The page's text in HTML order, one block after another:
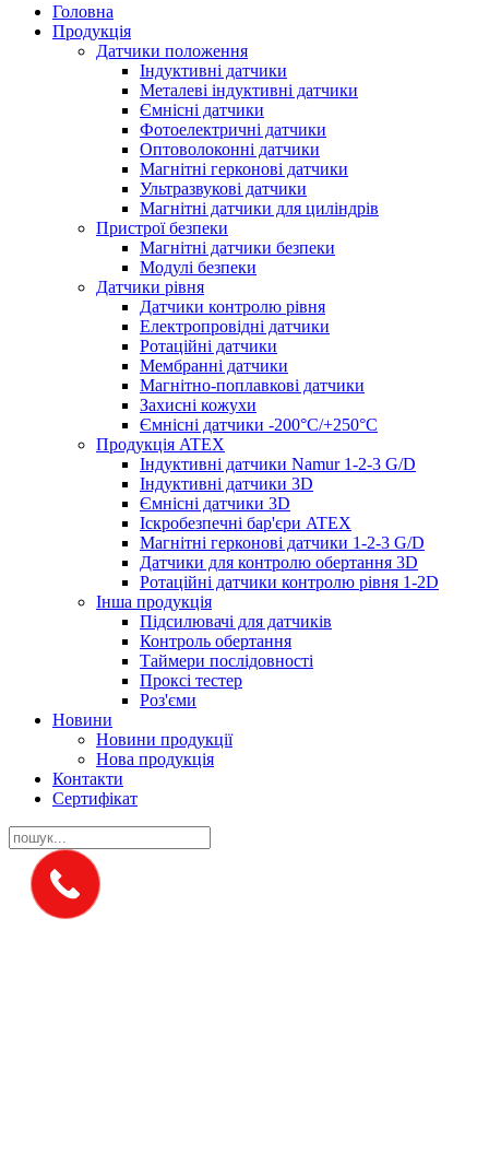
Головна
Продукція
Датчики положення
Індуктивні датчики
Металеві індуктивні датчики
Ємнісні датчики
Фотоелектричні датчики
Оптоволоконні датчики
Магнітні герконові датчики
Ультразвукові датчики
Магнітні датчики для циліндрів
Пристрої безпеки
Магнітні датчики безпеки
Модулі безпеки
Датчики рівня
Датчики контролю рівня
Електропровідні датчики
Ротаційні датчики
Мембранні датчики
Магнітно-поплавкові датчики
Захисні кожухи
Ємнісні датчики -200°C/+250°C
Продукція ATEX
Індуктивні датчики Namur 1-2-3 G/D
Індуктивні датчики 3D
Ємнісні датчики 3D
Іскробезпечні бар'єри ATEX
Магнітні герконові датчики 1-2-3 G/D
Датчики для контролю обертання 3D
Ротаційні датчики контролю рівня 1-2D
Інша продукція
Підсилювачі для датчиків
Контроль обертання
Таймери послідовності
Проксі тестер
Роз'єми
Новини
Новини продукції
Нова продукція
Контакти
Сертифікат